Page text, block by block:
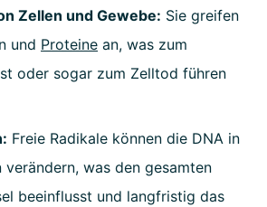
Zellen und Gewebe: Sie greifen
und Proteine an, was zum
oder sogar zum Zelltod führen
Freie Radikale können die DNA in
verändern, was den gesamten
beeinflusst und langfristig das